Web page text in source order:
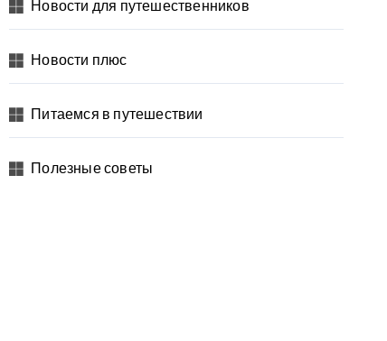
Новости для путешественников
Новости плюс
Питаемся в путешествии
Полезные советы